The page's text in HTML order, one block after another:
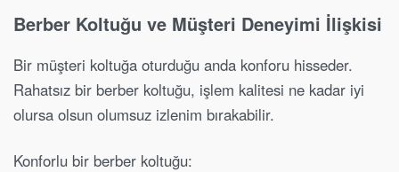
Berber Koltuğu ve Müşteri Deneyimi İlişkisi
Bir müşteri koltuğa oturduğu anda konforu hisseder.
Rahatsız bir berber koltuğu, işlem kalitesi ne kadar iyi
olursa olsun olumsuz izlenim bırakabilir.
Konforlu bir berber koltuğu: